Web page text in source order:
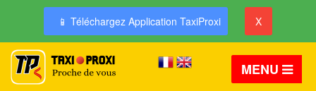
📱 Téléchargez Application TaxiProxi X
MENU
MENU